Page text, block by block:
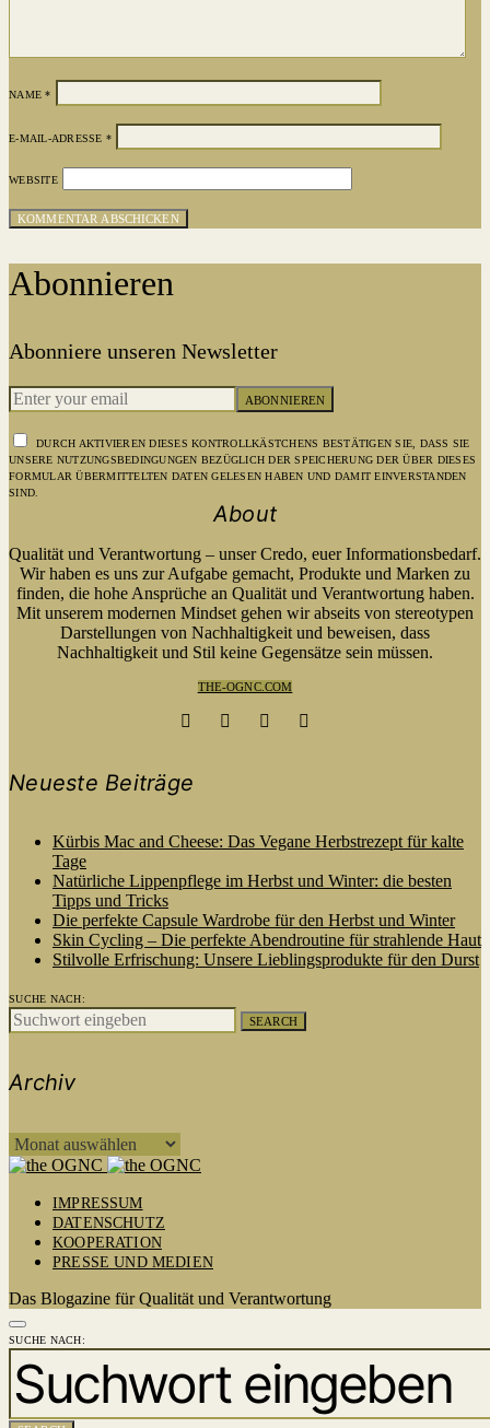
NAME*
E-MAIL-ADRESSE *
WEBSITE
Abonnieren
Abonniere unseren Newsletter
ABONNIEREN
DURCH AKTIVIEREN DIESES KONTROLLKÄSTCHENS BESTÄTIGEN SIE, DASS SIE
UNSERE NUTZUNGSBEDINGUNGEN BEZÜGLICH DER SPEICHERUNG DER ÜBER DIESES
FORMULAR ÜBERMITTELTEN DATEN GELESEN HABEN UND DAMIT EINVERSTANDEN
SIND.
About
Qualität und Verantwortung – unser Credo, euer Informationsbedarf.
Wir haben es uns zur Aufgabe gemacht, Produkte und Marken zu
finden, die hohe Ansprüche an Qualität und Verantwortung haben.
Mit unserem modernen Mindset gehen wir abseits von stereotypen
Darstellungen von Nachhaltigkeit und beweisen, dass
Nachhaltigkeit und Stil keine Gegensätze sein müssen.
THE-OGNC.COM
Neueste Beiträge
Kürbis Mac and Cheese: Das Vegane Herbstrezept für kalte
Tage
Natürliche Lippenpflege im Herbst und Winter: die besten
Tipps und Tricks
Die perfekte Capsule Wardrobe für den Herbst und Winter
Skin Cycling – Die perfekte Abendroutine für strahlende Haut
Stilvolle Erfrischung: Unsere Lieblingsprodukte für den Durst
SUCHE NACH:
SEARCH
Archiv
ARCHIV
IMPRESSUM
DATENSCHUTZ
KOOPERATION
PRESSE UND MEDIEN
Das Blogazine für Qualität und Verantwortung
SUCHE NACH: